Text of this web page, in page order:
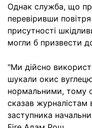
Однак служба, що
перевіривши
присутності
могли б призвести
"Ми дійсно
шукали окис
нормальними, тому
сказав журналістам
заступника